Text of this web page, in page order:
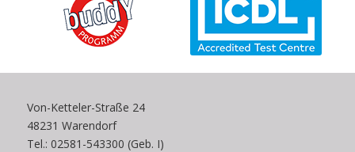
Von-Ketteler-Straße 24
48231 Warendorf
Tel.: 02581-543300 (Geb. I)